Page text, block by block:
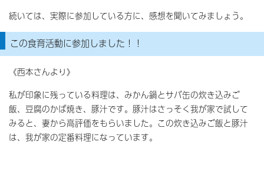
続いては、実際に参加している方に、感想を聞いてみましょう。
この食育活動に参加しました！！
《西本さんより》
私が印象に残っている料理は、みかん鍋とサバ缶の炊き込みご
飯、豆腐のかば焼き、豚汁です。豚汁はさっそく我が家で試して
みると、妻から高評価をもらいました。この炊き込みご飯と豚汁
は、我が家の定番料理になっています。